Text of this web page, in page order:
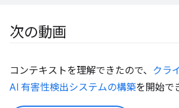
次の動画
コンテキストを理解できたので、 クラ
AI 有害性検出システムの構築を開始で